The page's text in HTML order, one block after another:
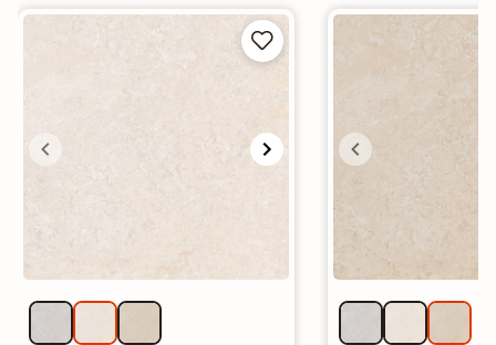

